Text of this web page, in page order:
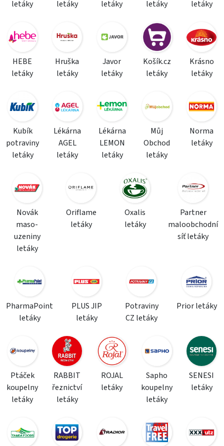
letáky
letáky
letáky
letáky
letáky
HEBE
letáky
Hruška
letáky
Javor
letáky
Košík.cz
letáky
Krásno
letáky
Kubík
potraviny
letáky
Lékárna
AGEL
letáky
Lékárna
LEMON
letáky
Můj
Obchod
letáky
Norma
letáky
Novák
maso-
uzeniny
letáky
Oriflame
letáky
Oxalis
letáky
Partner
maloobchodní
síť letáky
PharmaPoint
letáky
PLUS JIP
letáky
Potraviny
CZ letáky
Prior letáky
Ptáček
koupelny
letáky
RABBIT
řeznictví
letáky
ROJAL
letáky
Sapho
koupelny
letáky
SENESI
letáky